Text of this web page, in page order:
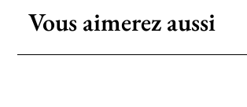
Vous aimerez aussi